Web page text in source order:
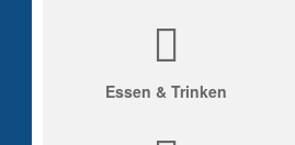
Essen & Trinken